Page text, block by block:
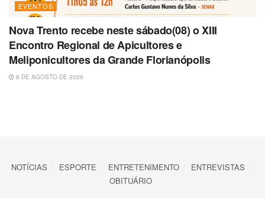
EVENTOS
Nova Trento recebe neste sábado(08) o XIII
Encontro Regional de Apicultores e
Meliponicultores da Grande Florianópolis
6 DE AGOSTO DE 2026
NOTÍCIAS ESPORTE ENTRETENIMENTO
ENTREVISTAS
OBITUÁRIO